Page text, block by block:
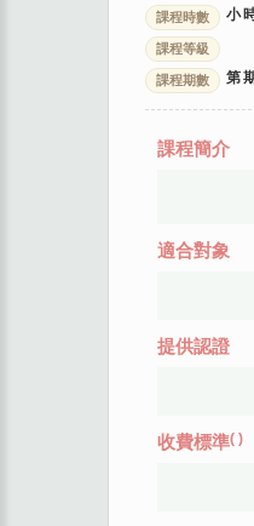
課程時數 小
課程等級
課程期數 第
課程簡介
適合對象
提供認證
收費標準( )